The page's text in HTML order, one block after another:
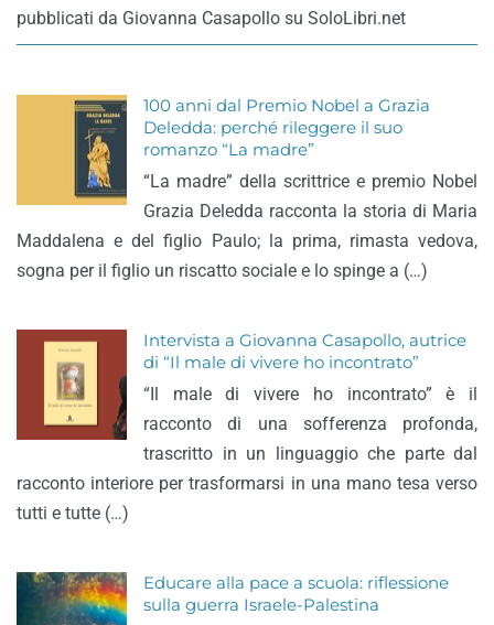
pubblicati da Giovanna Casapollo su SoloLibri.net
100 anni dal Premio Nobel a Grazia
Deledda: perché rileggere il suo
romanzo “La madre”
“La madre” della scrittrice e premio Nobel
Grazia Deledda racconta la storia di Maria
Maddalena e del figlio Paulo; la prima, rimasta vedova,
sogna per il figlio un riscatto sociale e lo spinge a (…)
Intervista a Giovanna Casapollo, autrice
di “Il male di vivere ho incontrato”
“Il male di vivere ho incontrato” è il
racconto di una sofferenza profonda,
trascritto in un linguaggio che parte dal
racconto interiore per trasformarsi in una mano tesa verso
tutti e tutte (…)
Educare alla pace a scuola: riflessione
sulla guerra Israele-Palestina